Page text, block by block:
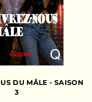
DU MÂLE - SAISON
3